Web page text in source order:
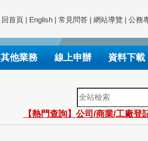
回首頁 | English | 常見問答 | 網站導覽 | 公務
其他業務 線上申辦 資料下載
全
站
檢
索
【熱門查詢】公司/商業/工廠登